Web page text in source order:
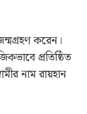
করেন।
প্রতিষ্ঠিত
নাম রায়হান